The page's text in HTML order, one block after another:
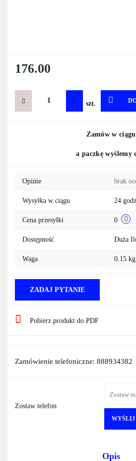
176.00
szt.
Zamów w ciągu
a paczkę wyślemy
Opinie brak
Wysyłka w ciągu 24
Cena przesyłki 0
Dostępność Duża
Waga 0.15 kg
ZADAJ PYTANIE
Pobierz produkt do PDF
Zamówienie telefoniczne: 888934382
Zostaw telefon
WYŚLIJ
Opis